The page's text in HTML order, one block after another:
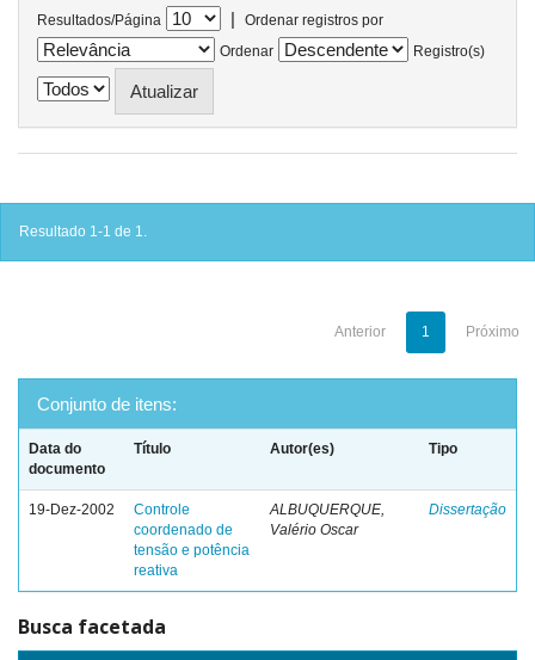
Resultados/Página |
Ordenar registros por
Ordenar
Registro(s)
Resultado 1-1 de 1.
Anterior 1 Próximo
Conjunto de itens:
Data do
documento
Título Autor(es) Tipo
19-Dez-2002
Controle
coordenado de
tensão e potência
reativa
ALBUQUERQUE,
Valério Oscar
Dissertação
Busca facetada